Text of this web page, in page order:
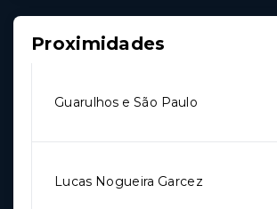
Proximidades
Guarulhos e São Paulo
Lucas Nogueira Garcez